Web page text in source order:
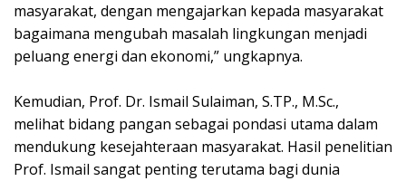
masyarakat, dengan mengajarkan kepada masyarakat
bagaimana mengubah masalah lingkungan menjadi
peluang energi dan ekonomi,” ungkapnya.
Kemudian, Prof. Dr. Ismail Sulaiman, S.TP., M.Sc.,
melihat bidang pangan sebagai pondasi utama dalam
mendukung kesejahteraan masyarakat. Hasil penelitian
Prof. Ismail sangat penting terutama bagi dunia